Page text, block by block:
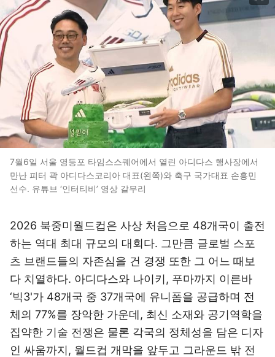
7월6일 서울 영등포 타임스스퀘어에서 열린 아디다스 행사장에서
만난 피터 곽 아디다스코리아 대표(왼쪽)와 축구 국가대표 손흥민
선수. 유튜브 ‘인터티비’ 영상 갈무리
2026 북중미월드컵은 사상 처음으로 48개국이 출전
하는 역대 최대 규모의 대회다. 그만큼 글로벌 스포
츠 브랜드들의 자존심을 건 경쟁 또한 그 어느 때보
다 치열하다. 아디다스와 나이키, 푸마까지 이른바
‘빅3'가 48개국 중 37개국에 유니폼을 공급하며 전
체의 77%를 장악한 가운데, 최신 소재와 공기역학을
집약한 기술 전쟁은 물론 각국의 정체성을 담은 디자
인 싸움까지, 월드컵 개막을 앞두고 그라운드 밖 전